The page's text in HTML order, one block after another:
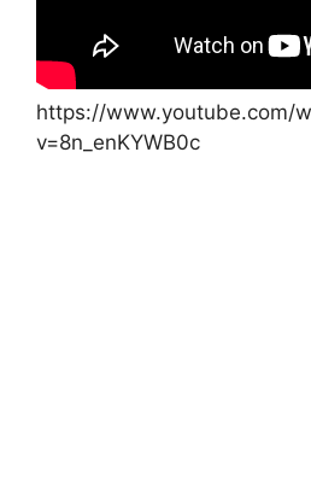
https://www.youtube.com/
v=8n_enKYWB0c